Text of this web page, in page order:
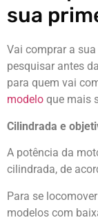
sua
Vai comprar a
pesquisar antes
para quem vai
modelo que mais
Cilindrada e
A potência da
cilindrada, de
Para se
modelos com